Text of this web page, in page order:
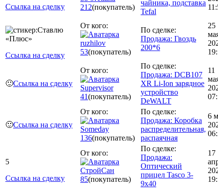
Ссылка на сделку
212(покупатель)
чайника, подставка
Tefal
Ссылка на сделку
От кого:
ruzhilov
53(покупатель)
По сделке:
Продажа: Гвоздь
200*6
25
🙂Ссылка на сделку
От кого:
Supervisor
41(покупатель)
По сделке:
Продажа: DCB107
XR Li-Ion зарядное
устройство
DeWALT
11
🙂Ссылка на сделку
От кого:
Someday
136(покупатель)
По сделке:
Продажа: Коробка
распределительная,
распаячная
6
5
Ссылка на сделку
От кого:
СтройСан
85(покупатель)
По сделке:
Продажа:
Оптический
прицел Tasco 3-
9x40
17